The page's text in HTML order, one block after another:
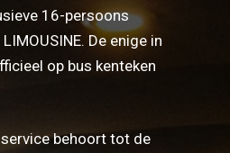
16-persoons
LIMOUSINE. De enige in
op bus kenteken
behoort tot de